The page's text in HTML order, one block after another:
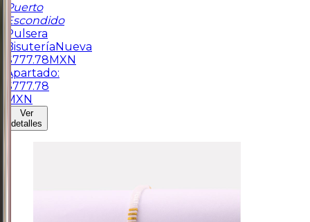
Puerto
Escondido
Pulsera
BisuteríaNueva
$777.78MXN
Apartado:
$777.78
MXN
Ver
detalles